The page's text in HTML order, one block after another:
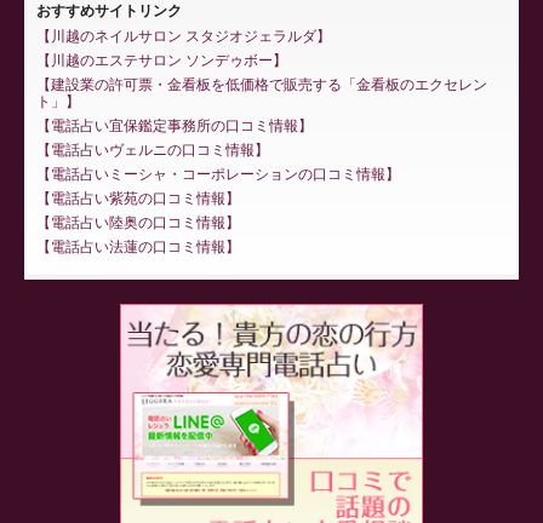
おすすめサイトリンク
川越のネイルサロン スタジオジェラルダ
川越のエステサロン ソンデゥボー
建設業の許可票・金看板を低価格で販売する「金看板のエクセレン
ト」
電話占い宜保鑑定事務所の口コミ情報
電話占いヴェルニの口コミ情報
電話占いミーシャ・コーポレーションの口コミ情報
電話占い紫苑の口コミ情報
電話占い陸奥の口コミ情報
電話占い法蓮の口コミ情報